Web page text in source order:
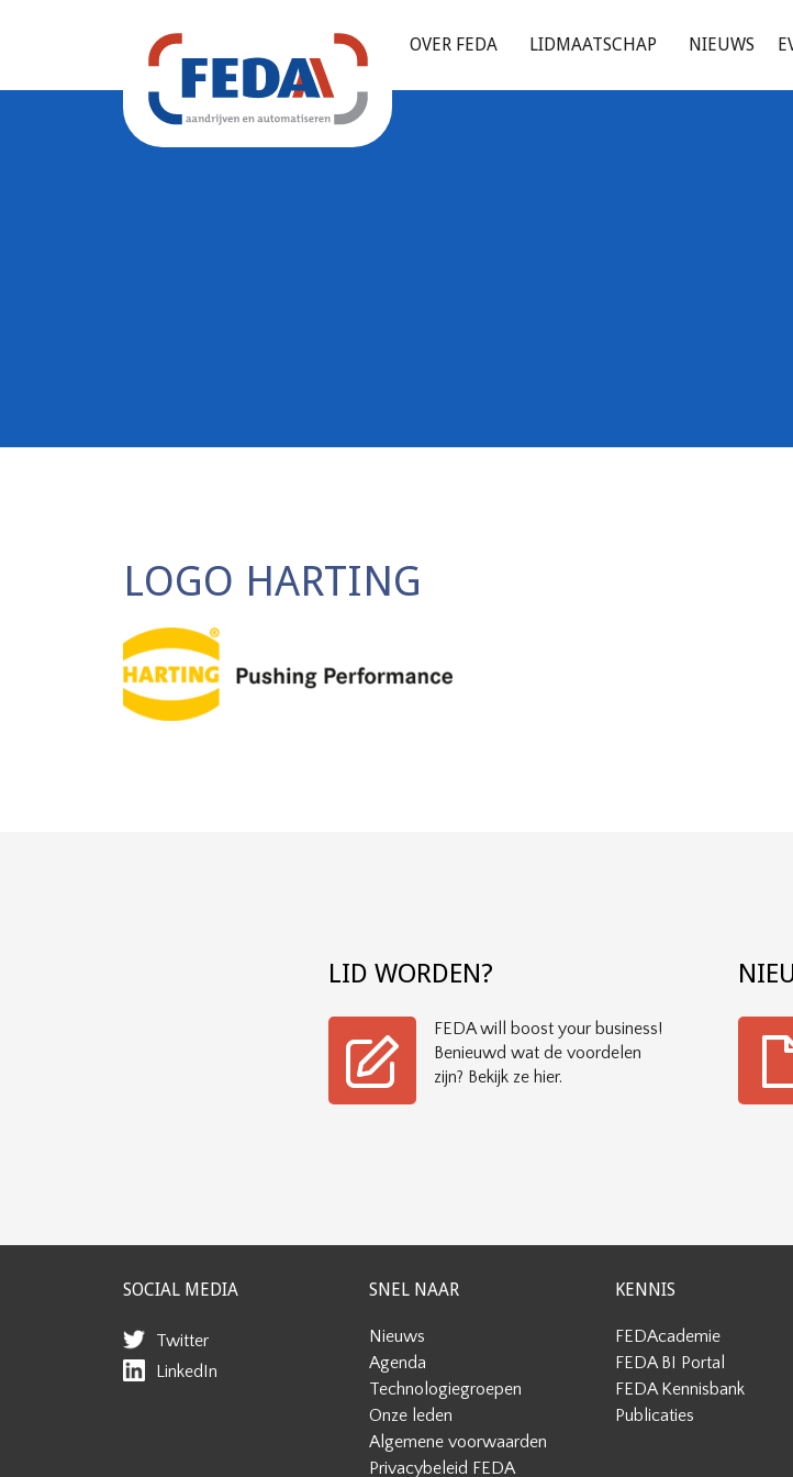
OVER FEDA LIDMAATSCHAP NIEUWS
LOGO HARTING
LID WORDEN?
FEDA will boost your business!
Benieuwd wat de voordelen
zijn? Bekijk ze hier.
SOCIAL MEDIA
Twitter
LinkedIn
SNEL NAAR
Nieuws
Agenda
Technologiegroepen
Onze leden
Algemene voorwaarden
Privacybeleid FEDA
KENNIS
FEDAcademie
FEDA BI Portal
FEDA Kennisbank
Publicaties